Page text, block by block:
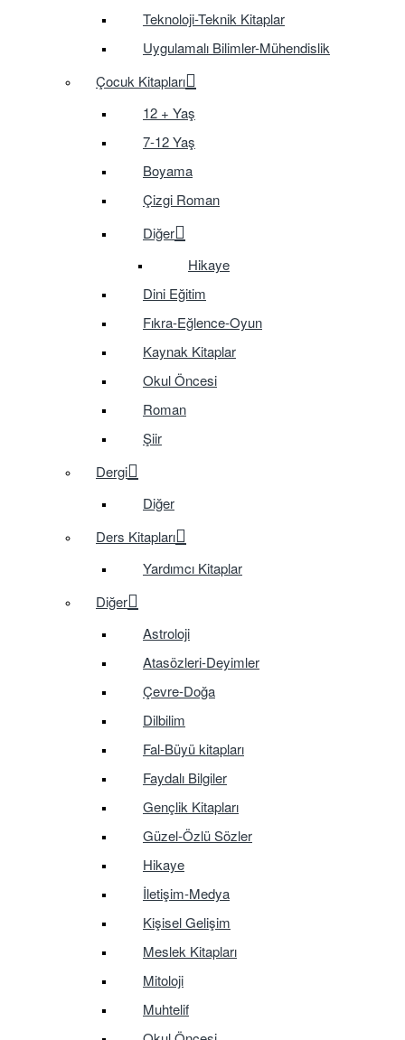
Teknoloji-Teknik Kitaplar
Uygulamalı Bilimler-Mühendislik
Çocuk Kitapları
12 + Yaş
7-12 Yaş
Boyama
Çizgi Roman
Diğer
Hikaye
Dini Eğitim
Fıkra-Eğlence-Oyun
Kaynak Kitaplar
Okul Öncesi
Roman
Şiir
Dergi
Diğer
Ders Kitapları
Yardımcı Kitaplar
Diğer
Astroloji
Atasözleri-Deyimler
Çevre-Doğa
Dilbilim
Fal-Büyü kitapları
Faydalı Bilgiler
Gençlik Kitapları
Güzel-Özlü Sözler
Hikaye
İletişim-Medya
Kişisel Gelişim
Meslek Kitapları
Mitoloji
Muhtelif